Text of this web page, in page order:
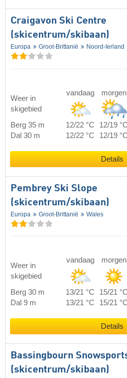
Craigavon Ski Centre
(skicentrum/skibaan)
Europa Groot-Brittanië Noord-Ierland
Weer in
skigebied
vandaag morgen
Berg 35 m 12/22 °C 12/19 °C
Dal 30 m
12/22 °C 12/19 °C
Details
Pembrey Ski Slope
(skicentrum/skibaan)
Europa Groot-Brittanië Wales
Weer in
skigebied
vandaag morgen
Berg 30 m 13/21 °C 15/21 °C
Dal 9 m
13/21 °C 15/21 °C
Details
Bassingbourn
(skicentrum/skibaan)